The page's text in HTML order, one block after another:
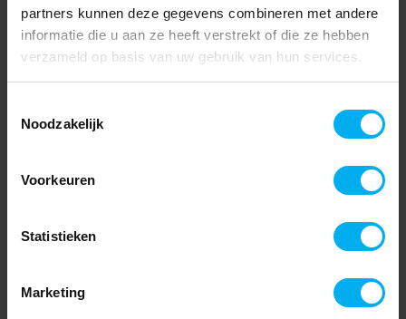
partners kunnen deze gegevens combineren met andere
informatie die u aan ze heeft verstrekt of die ze hebben
verzameld op basis van uw gebruik van hun services.
Noodzakelijk
Voorkeuren
Statistieken
Marketing